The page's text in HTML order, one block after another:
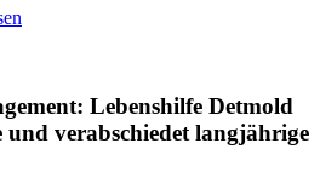
Lebenshilfe Detmold
verabschiedet langjährige